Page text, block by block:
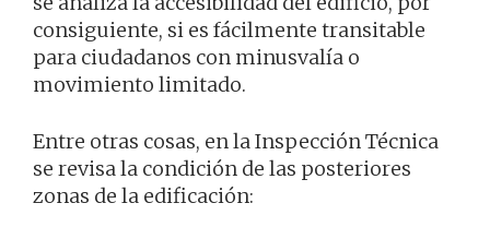
consiguiente, si es fácilmente transitable
para ciudadanos con minusvalía o
movimiento limitado.
Entre otras cosas, en la Inspección Técnica
se revisa la condición de las posteriores
zonas de la edificación: